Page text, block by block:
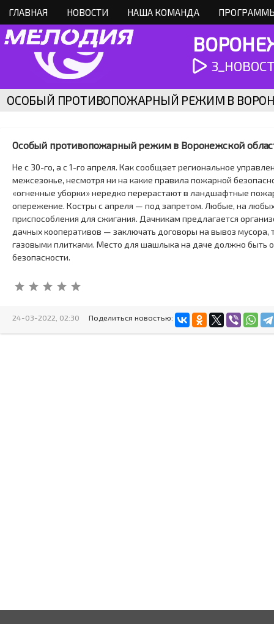
ГЛАВНАЯ НОВОСТИ НАША КОМАНДА
ОСОБЫЙ ПРОТИВОПОЖАРНЫЙ РЕЖИМ В
Особый противопожарный режим в Воронежской
Не с 30-го, а с1-го апреля. Как сообщает региональное
межсезонье, несмотря ни на какие правила пожарной
«огненные уборки» нередко перерастают в ландшафтные
опережение. Костры с апреля — под запретом. Любые, на
приспособления для сжигания. Дачникам предлагается
дачных кооперативов — заключать договоры на вывоз
газовыми плитками. Место для шашлыка на даче должно быть
безопасности.
24-03-2022, 02:30 Поделиться новостью: